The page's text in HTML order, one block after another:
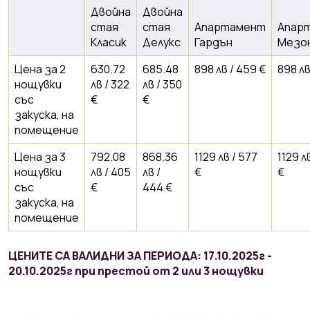
Двойна
стая
Класик
Двойна
стая
Делукс
Апартамент
Гардън
Цена за 2
нощувки
със
закуска, на
помещение
630.72
лв / 322
€
685.48
лв / 350
€
898 лв / 459 € 898
Цена за 3
нощувки
със
закуска, на
помещение
792.08
лв / 405
€
868.36
лв /
444 €
1129 лв / 577
€
1129
€
ЦЕНИТЕ СА ВАЛИДНИ ЗА ПЕРИОДА: 17.10.2025г -
20.10.2025г при престой от 2 или 3 нощувки